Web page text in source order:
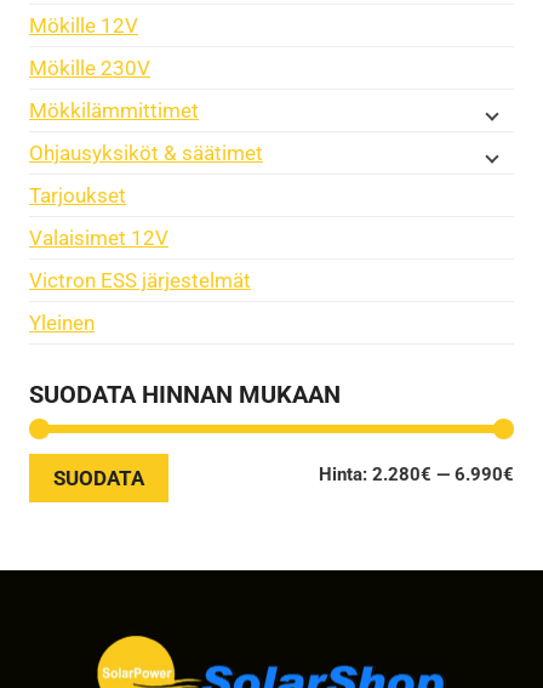
Mökille 12V
Mökille 230V
Mökkilämmittimet
Ohjausyksiköt & säätimet
Tarjoukset
Valaisimet 12V
Victron ESS järjestelmät
Yleinen
SUODATA HINNAN MUKAAN
SUODATA Hinta: 2.280€ — 6.990€